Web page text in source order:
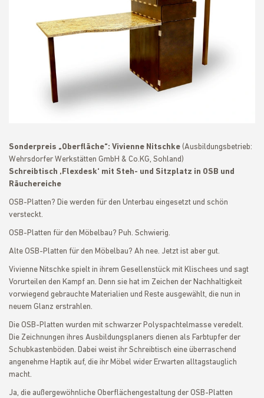
Sonderpreis „Oberfläche“: Vivienne Nitschke (Ausbildungsbetrieb:
Wehrsdorfer Werkstätten GmbH & Co.KG, Sohland)
Schreibtisch ‚Flexdesk‘ mit Steh- und Sitzplatz in OSB und
Räuchereiche
OSB-Platten? Die werden für den Unterbau eingesetzt und schön
versteckt.
OSB-Platten für den Möbelbau? Puh. Schwierig.
Alte OSB-Platten für den Möbelbau? Ah nee. Jetzt ist aber gut.
Vivienne Nitschke spielt in ihrem Gesellenstück mit Klischees und sagt
Vorurteilen den Kampf an. Denn sie hat im Zeichen der Nachhaltigkeit
vorwiegend gebrauchte Materialien und Reste ausgewählt, die nun in
neuem Glanz erstrahlen.
Die OSB-Platten wurden mit schwarzer Polyspachtelmasse veredelt.
Die Zeichnungen ihres Ausbildungsplaners dienen als Farbtupfer der
Schubkastenböden. Dabei weist ihr Schreibtisch eine überraschend
angenehme Haptik auf, die ihr Möbel wider Erwarten alltagstauglich
macht.
Ja, die außergewöhnliche Oberflächengestaltung der OSB-Platten